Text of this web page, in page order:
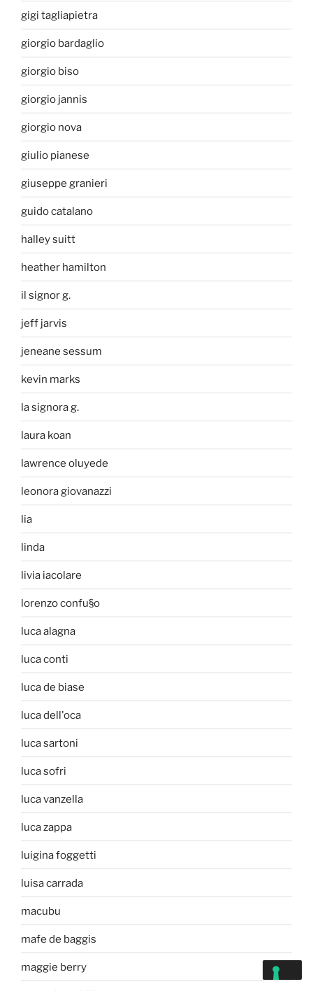
gigi tagliapietra
giorgio bardaglio
giorgio biso
giorgio jannis
giorgio nova
giulio pianese
giuseppe granieri
guido catalano
halley suitt
heather hamilton
il signor g.
jeff jarvis
jeneane sessum
kevin marks
la signora g.
laura koan
lawrence oluyede
leonora giovanazzi
lia
linda
livia iacolare
lorenzo confu§o
luca alagna
luca conti
luca de biase
luca dell'oca
luca sartoni
luca sofri
luca vanzella
luca zappa
luigina foggetti
luisa carrada
macubu
mafe de baggis
maggie berry